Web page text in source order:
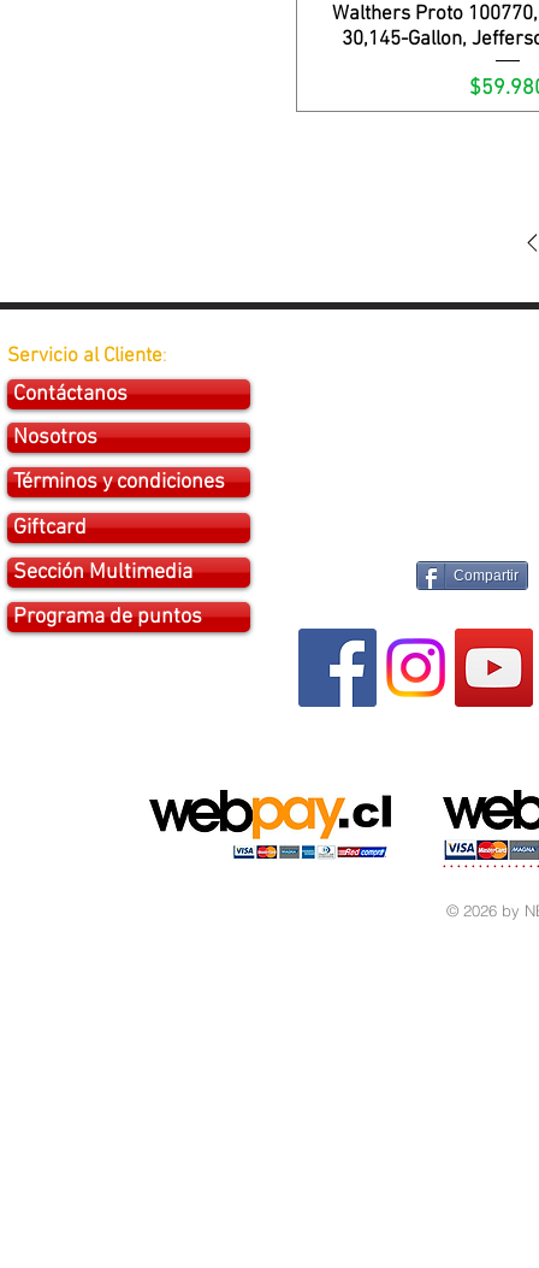
Vista
Walthers Proto
30,145-Gallon,
Precio
Servicio al Cliente:
Contáctanos
Nosotros
Términos y condiciones
Giftcard
Sección Multimedia
Programa de puntos
Compartir
© 2026 by